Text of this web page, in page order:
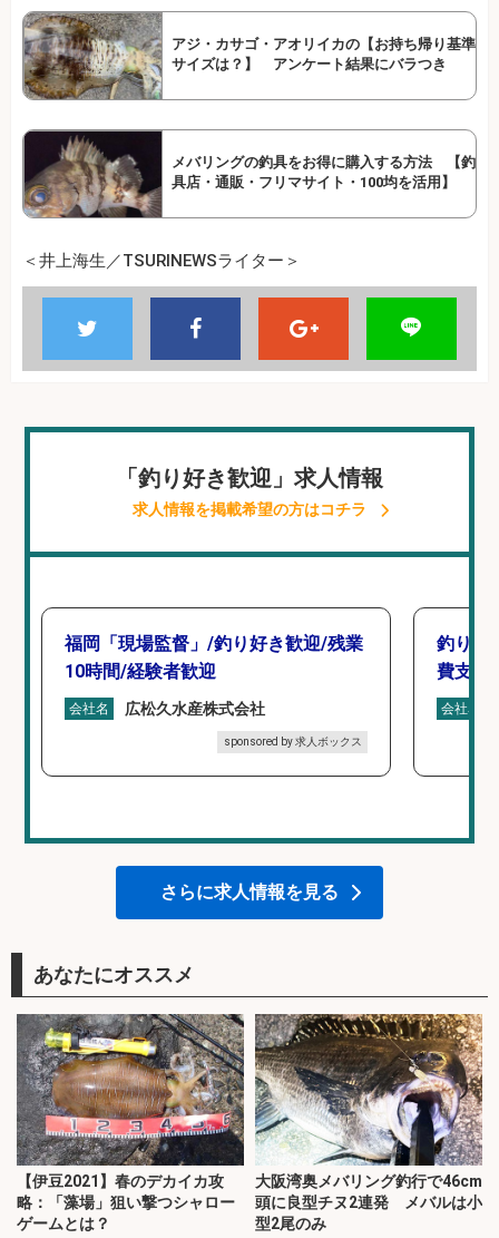
アジ・カサゴ・アオリイカの【お持ち帰り基準
サイズは？】 アンケート結果にバラつき
メバリングの釣具をお得に購入する方法 【釣
具店・通販・フリマサイト・100均を活用】
＜井上海生／TSURINEWSライター＞
「釣り好き歓迎」求人情報
求人情報を掲載希望の方はコチラ
福岡「現場監督」/釣り好き歓迎/残業
10時間/経験者歓迎
会社名 広松久水産株式会社
sponsored by 求人ボックス
釣り具
費支給
会社名
さらに求人情報を見る
あなたにオススメ
【伊豆2021】春のデカイカ攻
略：「藻場」狙い撃つシャロー
ゲームとは？
大阪湾奥メバリング釣行で46cm
頭に良型チヌ2連発 メバルは小
型2尾のみ